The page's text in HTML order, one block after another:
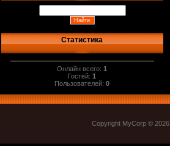
Статистика
Онлайн всего:1
Гостей:1
Пользователей:0
Copyright MyCorp © 2026